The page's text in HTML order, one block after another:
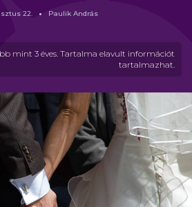
mint 3 éves. Tartalma elavult információt
tartalmazhat.
22. Paulik András